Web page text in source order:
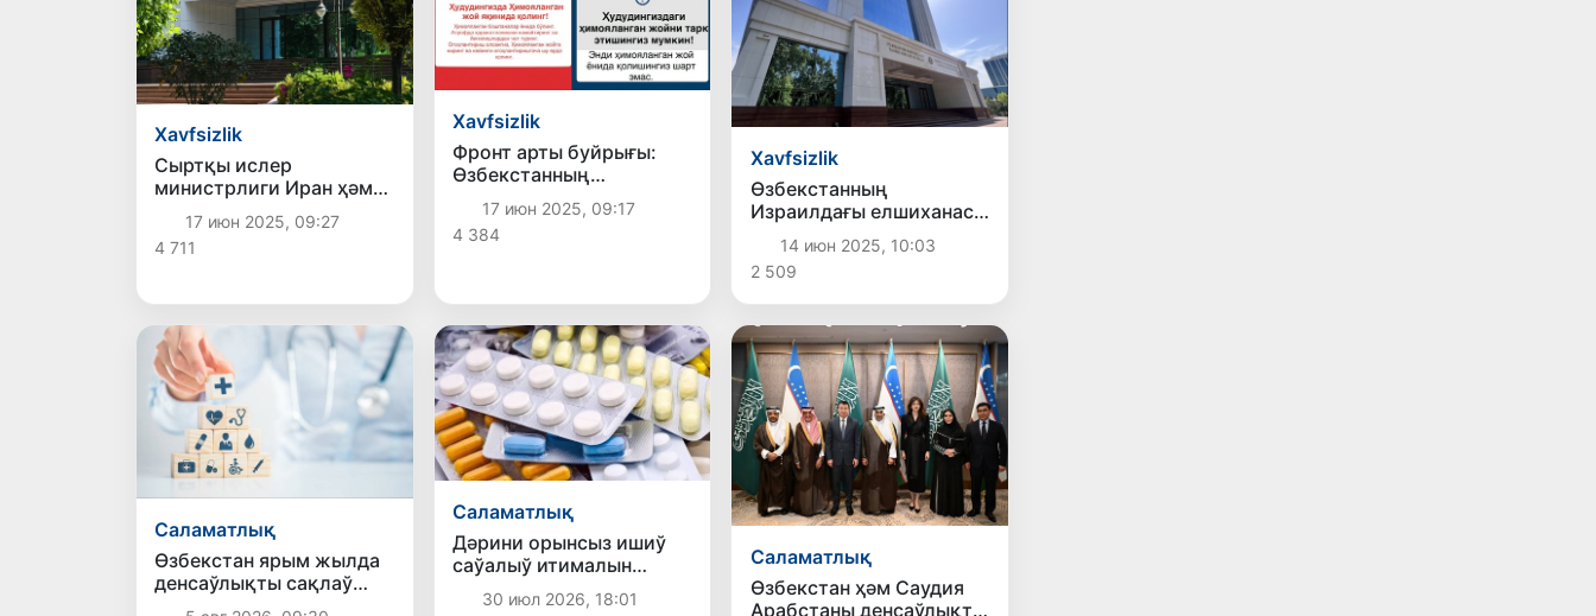
Xavfsizlik
Сыртқы ислер
министрлиги Иран ҳәм
Израиль аймағында
болған Өзбекстан
пуқараларына
17 июн 2025, 09:27
4 711
Xavfsizlik
Фронт арты буйрығы:
Өзбекстанның
Израилдағы елшиханасы
мүрәжат пенен шықты
17 июн 2025, 09:17
4 384
Xavfsizlik
Өзбекстанның
Израилдағы елшиханасы
усы мәмлекетте жасап
атырған
өзбекстанлыларға
мүрәжат етти
14 июн 2025, 10:03
2 509
Саламатлық
Өзбекстан ярым жылда
денсаўлықты сақлаў
хызметлерине 11
Саламатлық
Дәрини орынсыз ишиў
саўалыў итималын
азайтады
30 июл 2026, 18:01
Саламатлық
Өзбекстан ҳәм Саудия
Арабстаны денсаўлықты